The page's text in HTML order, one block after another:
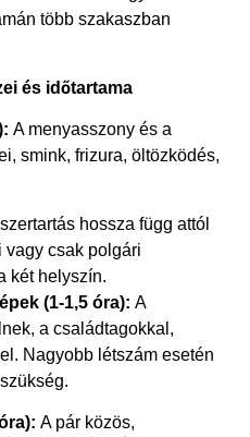
több szakaszban
és időtartama
A menyasszony és a
smink, frizura, öltözködés,
hossza függ attól
vagy csak polgári
két helyszín.
(1-1,5 óra): A
a családtagokkal,
Nagyobb létszám esetén
A pár közös,